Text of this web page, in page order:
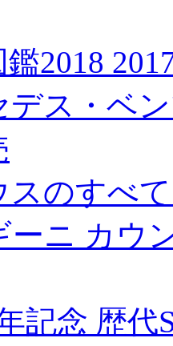
2018
ス・ベ
のすべ
ーニ カウ
記念 歴代